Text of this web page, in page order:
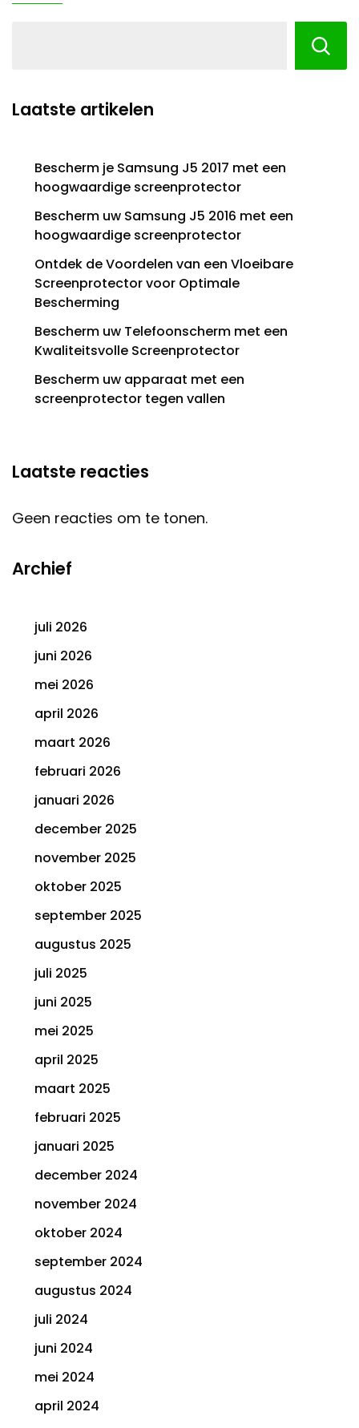
Laatste artikelen
Bescherm je Samsung J5 2017 met een
hoogwaardige screenprotector
Bescherm uw Samsung J5 2016 met een
hoogwaardige screenprotector
Ontdek de Voordelen van een Vloeibare
Screenprotector voor Optimale
Bescherming
Bescherm uw Telefoonscherm met een
Kwaliteitsvolle Screenprotector
Bescherm uw apparaat met een
screenprotector tegen vallen
Laatste reacties
Geen reacties om te tonen.
Archief
juli 2026
juni 2026
mei 2026
april 2026
maart 2026
februari 2026
januari 2026
december 2025
november 2025
oktober 2025
september 2025
augustus 2025
juli 2025
juni 2025
mei 2025
april 2025
maart 2025
februari 2025
januari 2025
december 2024
november 2024
oktober 2024
september 2024
augustus 2024
juli 2024
juni 2024
mei 2024
april 2024